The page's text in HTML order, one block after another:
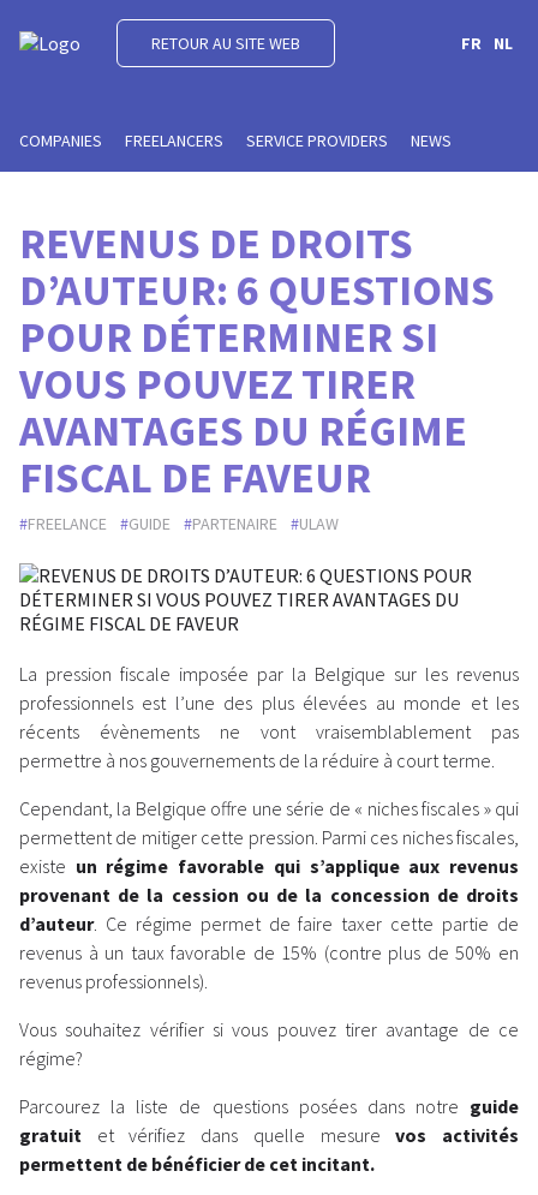
RETOUR AU SITE WEB FR NL
COMPANIES FREELANCERS SERVICE PROVIDERS NEWS
REVENUS DE DROITS
D’AUTEUR: 6 QUESTIONS
POUR DÉTERMINER SI
VOUS POUVEZ TIRER
AVANTAGES DU RÉGIME
FISCAL DE FAVEUR
FREELANCE GUIDE PARTENAIRE ULAW
La pression fiscale imposée par la Belgique sur les revenus
professionnels est l’une des plus élevées au monde et les
récents évènements ne vont vraisemblablement pas
permettre à nos gouvernements de la réduire à court terme.
Cependant, la Belgique offre une série de « niches fiscales » qui
permettent de mitiger cette pression. Parmi ces niches fiscales,
existe un régime favorable qui s’applique aux revenus
provenant de la cession ou de la concession de droits
d’auteur. Ce régime permet de faire taxer cette partie de
revenus à un taux favorable de 15% (contre plus de 50% en
revenus professionnels).
Vous souhaitez vérifier si vous pouvez tirer avantage de ce
régime?
Parcourez la liste de questions posées dans notre guide
gratuit et vérifiez dans quelle mesurevos activités
permettent de bénéficier de cet incitant.